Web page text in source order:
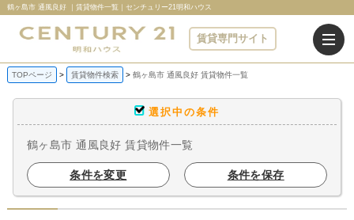
鶴ヶ島市 通風良好 ｜賃貸物件一覧｜センチュリー21明和ハウス
賃貸専門サイト
TOPページ 賃貸物件検索 鶴ヶ島市 通風良好 賃貸物件一覧
選択中の条件
鶴ヶ島市 通風良好 賃貸物件一覧
条件を変更 条件を保存